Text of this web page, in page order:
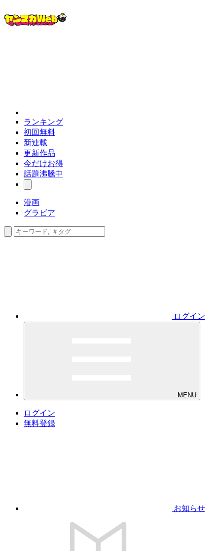
ランキング
初回無料
新連載
更新作品
今だけお得
話題沸騰中
漫画
グラビア
ログイン
MENU
ログイン
無料登録
お知らせ